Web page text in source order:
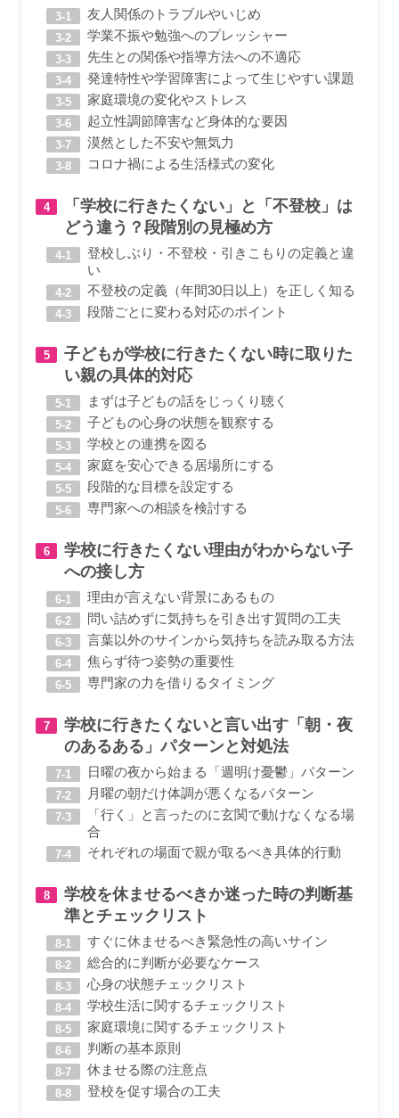
友人関係のトラブルやいじめ
学業不振や勉強へのプレッシャー
先生との関係や指導方法への不適応
発達特性や学習障害によって生じやすい課題
家庭環境の変化やストレス
起立性調節障害など身体的な要因
漠然とした不安や無気力
コロナ禍による生活様式の変化
「学校に行きたくない」と「不登校」は
どう違う？段階別の見極め方
登校しぶり・不登校・引きこもりの定義と違
い
不登校の定義（年間30日以上）を正しく知る
段階ごとに変わる対応のポイント
子どもが学校に行きたくない時に取りた
い親の具体的対応
まずは子どもの話をじっくり聴く
子どもの心身の状態を観察する
学校との連携を図る
家庭を安心できる居場所にする
段階的な目標を設定する
専門家への相談を検討する
学校に行きたくない理由がわからない子
への接し方
理由が言えない背景にあるもの
問い詰めずに気持ちを引き出す質問の工夫
言葉以外のサインから気持ちを読み取る方法
焦らず待つ姿勢の重要性
専門家の力を借りるタイミング
学校に行きたくないと言い出す「朝・夜
のあるある」パターンと対処法
日曜の夜から始まる「週明け憂鬱」パターン
月曜の朝だけ体調が悪くなるパターン
「行く」と言ったのに玄関で動けなくなる場
合
それぞれの場面で親が取るべき具体的行動
学校を休ませるべきか迷った時の判断基
準とチェックリスト
すぐに休ませるべき緊急性の高いサイン
総合的に判断が必要なケース
心身の状態チェックリスト
学校生活に関するチェックリスト
家庭環境に関するチェックリスト
判断の基本原則
休ませる際の注意点
登校を促す場合の工夫